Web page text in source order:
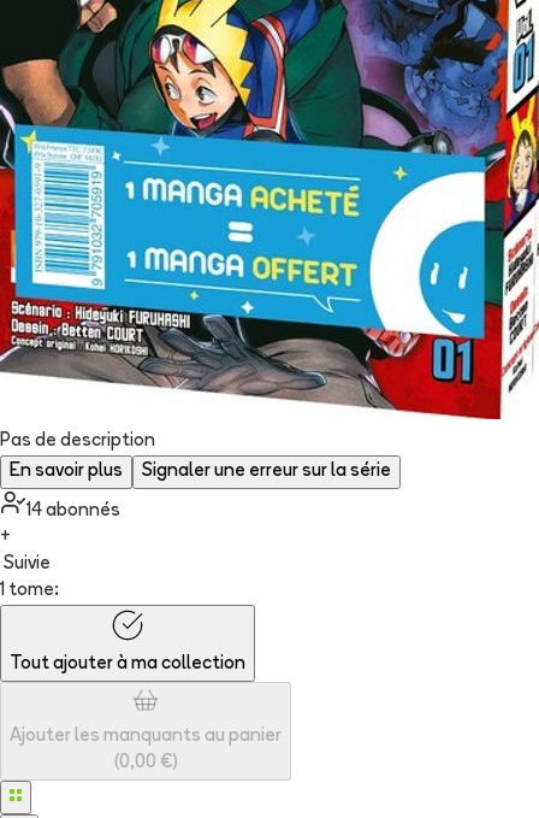
Pas de description
En savoir plus
Signaler une erreur sur la série
14 abonnés
+
Suivie
1 tome:
Tout ajouter à ma collection
Ajouter les manquants au panier
(0,00 €)